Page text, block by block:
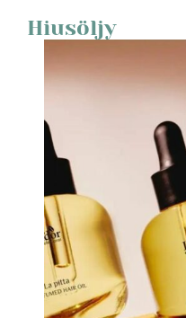
Hiusöljy